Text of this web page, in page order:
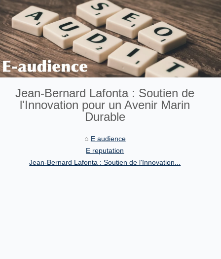
Jean-Bernard Lafonta : Soutien de
l'Innovation pour un Avenir Marin
Durable
E audience
E reputation
Jean-Bernard Lafonta : Soutien de l'Innovation...